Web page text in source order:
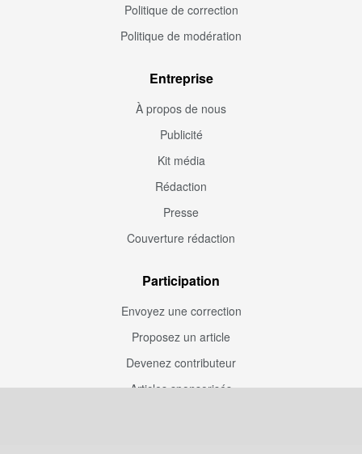
Politique de correction
Politique de modération
Entreprise
À propos de nous
Publicité
Kit média
Rédaction
Presse
Couverture rédaction
Participation
Envoyez une correction
Proposez un article
Devenez contributeur
Articles sponsorisés